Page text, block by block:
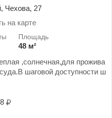
Чехова, 27
на карте
48 м²
,солнечная,для прожива
шаговой доступности ш